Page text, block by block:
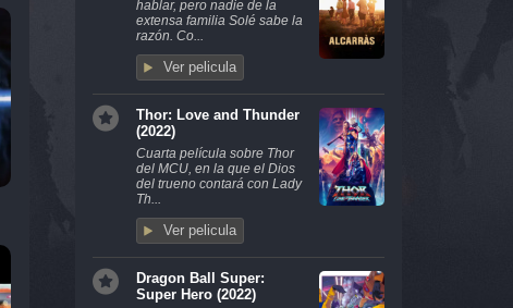
hablar, pero nadie de la
extensa familia Solé sabe la
razón. Co...
Ver pelicula
Thor: Love and Thunder
(2022)
Cuarta película sobre Thor
del MCU, en la que el Dios
del trueno contará con Lady
Th...
Ver pelicula
Dragon Ball Super:
Super Hero (2022)